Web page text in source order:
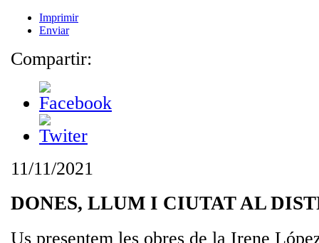
Imprimir
Enviar
Compartir:
11/11/2021
DONES, LLUM I CIUTAT AL
Us presentem les obres de la Irene